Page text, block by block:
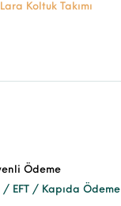
Lara Koltuk Takımı
Ödeme
/ EFT / Kapıda Ödeme